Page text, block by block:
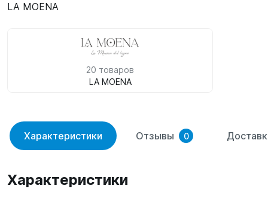
LA MOENA
20 товаров
LA MOENA
Характеристики Отзывы 0
Характеристики